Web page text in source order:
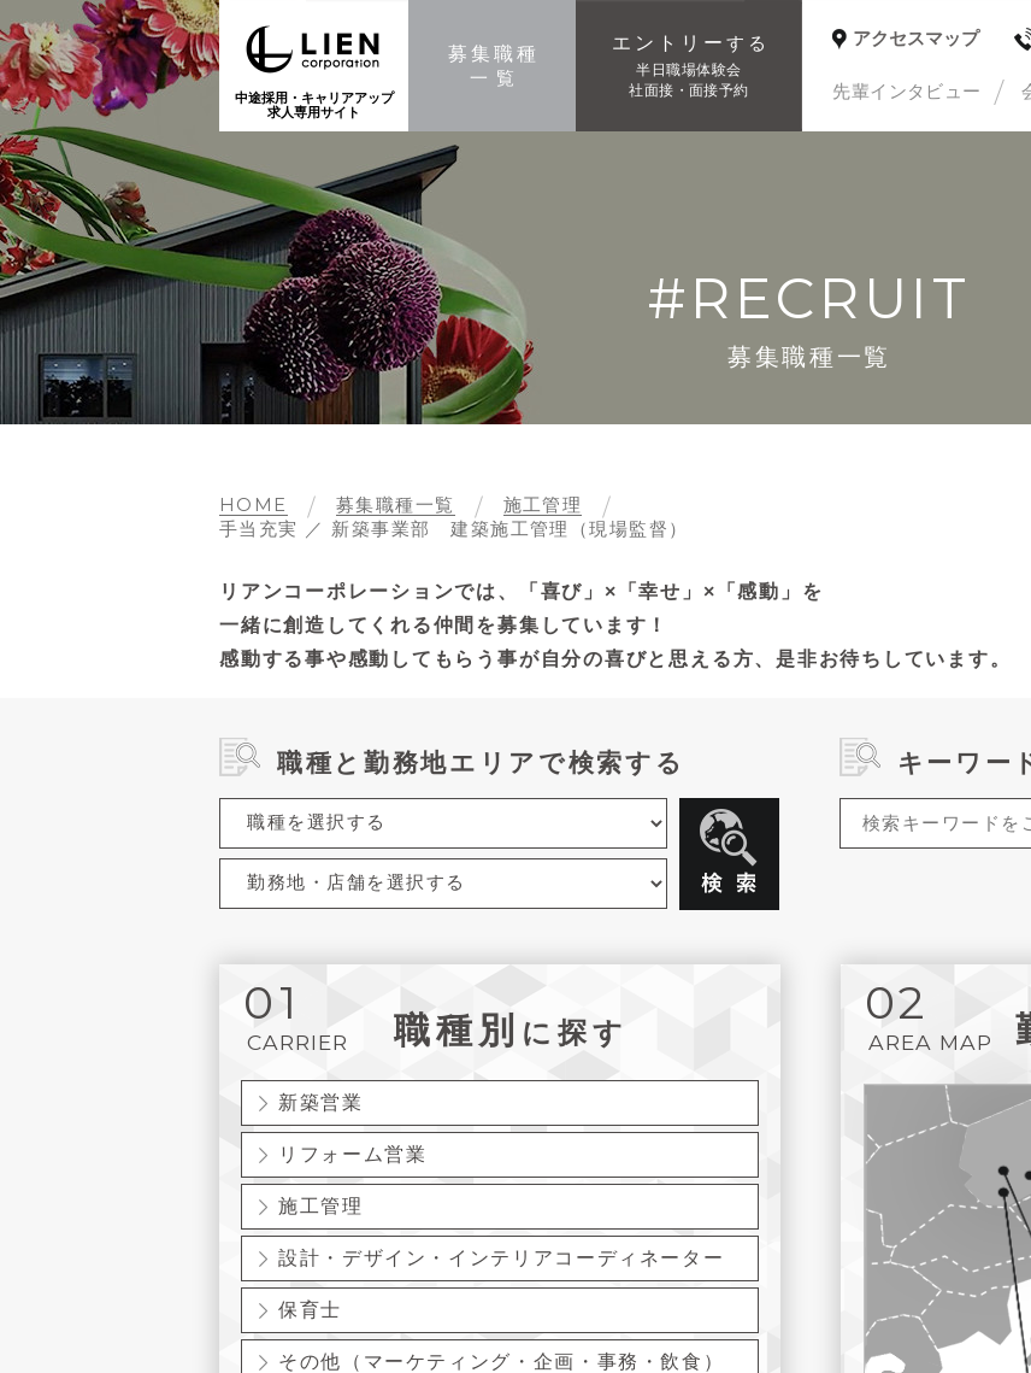
中途採用・キャリアアップ
求人専用サイト
募集職種
一覧
エントリー する
半日職場体験会
社面接・面接予約
アクセスマップ
先輩インタビュー
#RECRUIT
募集職種一覧
HOME 募集職種一覧
施工管理
手当充実 ／ 新築事業部 建築施工管理（現場監督）
リアンコーポレーションでは、「喜び」×「幸せ」×「感動」を
一緒に創造してくれる仲間を募集しています！
感動する事や感動してもらう事が自分の喜びと思える方、是非お待ちしています。
職種と勤務地エリアで検索する キーワー
01
CARRIER 職種別 に探す
新築営業
リフォーム営業
施工管理
設計・デザイン・インテリアコーディネーター
保育士
その他（マーケティング・企画・事務・飲食）
02
AREA MAP